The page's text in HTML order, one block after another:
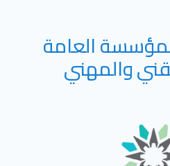
العامة
والمهني